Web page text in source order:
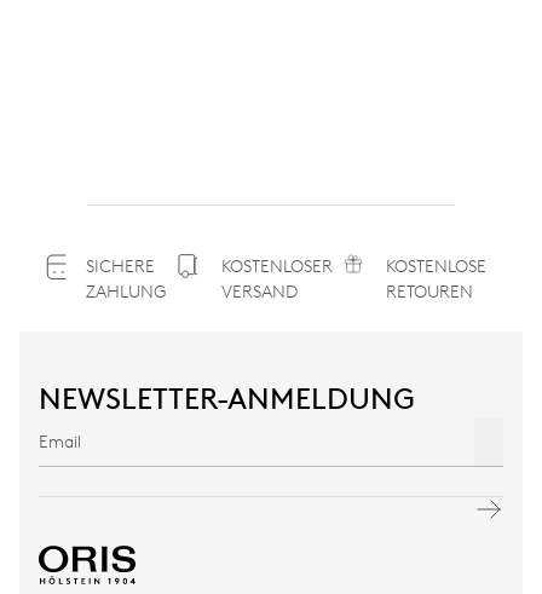
SICHERE
ZAHLUNG
KOSTENLOSER
VERSAND
KOSTENLOSE
RETOUREN
NEWSLETTER-ANMELDUNG